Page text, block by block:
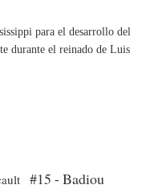
para el desarrollo del
durante el reinado de Luis
#15 - Badiou